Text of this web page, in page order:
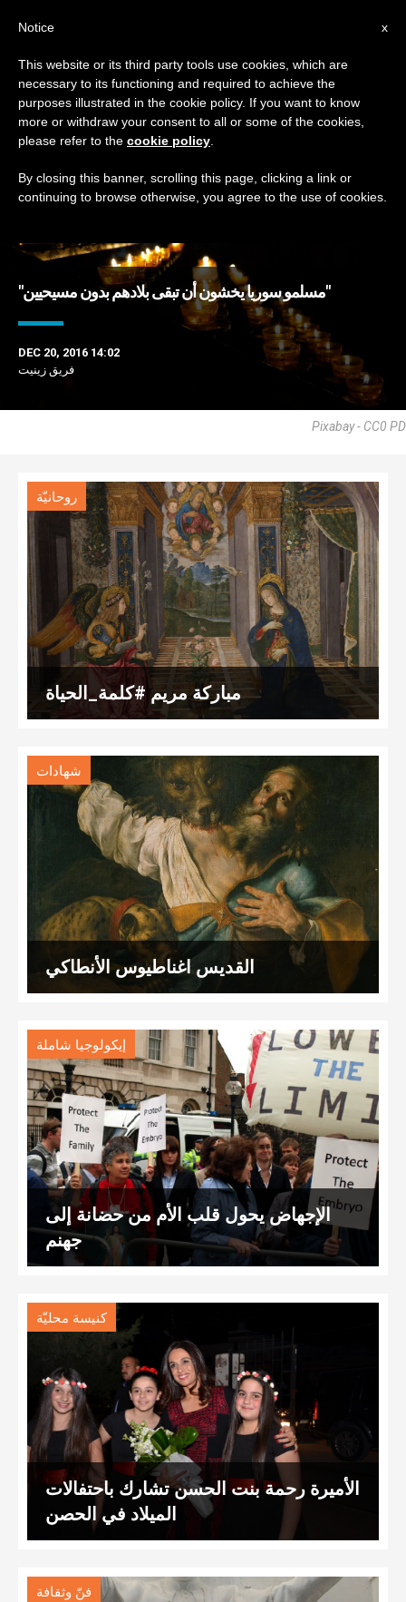
DAY
December 20th, 2016
DERNIÈRES NOUVELLES
"مسلمو سوريا يخشون أن تبقى بلادهم بدون مسيحيين"
DEC 20, 2016 14:02
فريق زينيت
Pixabay - CC0 PD
روحانيّة
مباركة مريم #كلمة_الحياة
شهادات
القديس اغناطيوس الأنطاكي
إيكولوجيا شاملة
الإجهاض يحول قلب الأم من حضانة إلى
جهنم
كنيسة محليّة
الأميرة رحمة بنت الحسن تشارك باحتفالات
الميلاد في الحصن
فنّ وثقافة
x
Notice
This website or its third party tools use cookies, which are
necessary to its functioning and required to achieve the
purposes illustrated in the cookie policy. If you want to know
more or withdraw your consent to all or some of the cookies,
please refer to the cookie policy
By closing this banner, scrolling this page, clicking a link or
continuing to browse otherwise, you agree to the use of cookies.